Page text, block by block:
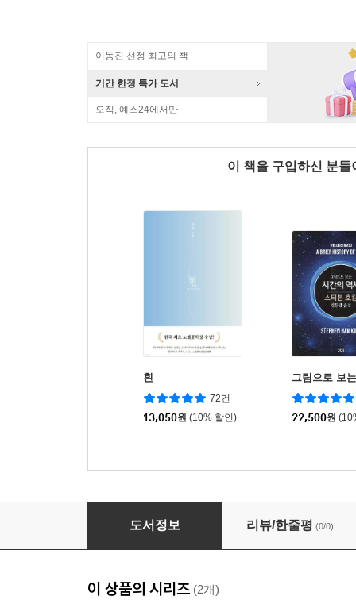
이동진 선정 최고의 책
기간 한정 특가 도서
오직, 예스24에서만
이 책을 구입하신 분
흰
72건
13,050원 (10% 할인)
그림으로 보
22,500원
넥서스 1 (큰글자책)
도서정보 리뷰/한줄평 (0/0)
이 상품의 시리즈 (2개)